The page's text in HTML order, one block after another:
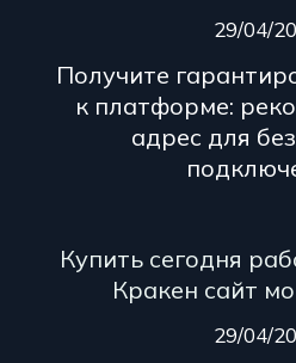
29/04/
Получите
к платформе:
адрес для
Купить сегодня
Кракен сайт
29/04/